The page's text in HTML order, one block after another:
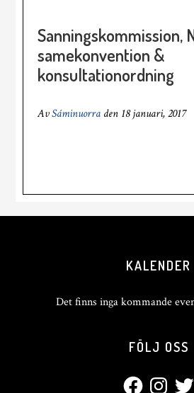
Sanningskommission,
samekonvention &
konsultationordning
AvSáminuorra den 18 januari, 2017
KALENDER
Det finns inga kommande
FÖLJ OSS
FacebookInstagram